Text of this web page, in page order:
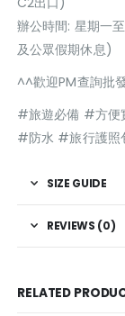
辦公時間: 星期一
及公眾假期休息)
^^歡迎PM查詢批
#旅遊必備 #方便
#防水 #旅行護照
SIZE GUIDE
REVIEWS (0)
RELATED